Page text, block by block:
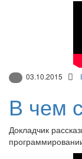
03.10.2015
В чем
Докладчик